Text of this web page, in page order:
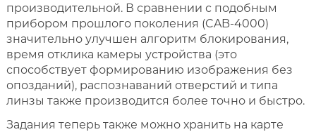
производительной. В сравнении с подобным
прибором прошлого поколения (CAB-4000)
значительно улучшен алгоритм блокирования,
время отклика камеры устройства (это
способствует формированию изображения без
опозданий), распознаваний отверстий и типа
линзы также производится более точно и быстро.
Задания теперь также можно хранить на карте